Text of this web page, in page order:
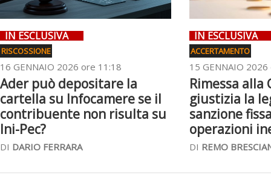
IN ESCLUSIVA
RISCOSSIONE
16 GENNAIO 2026 ore 11:18
Ader può depositare la
cartella su Infocamere se il
contribuente non risulta su
Ini-Pec?
DI DARIO FERRARA
IN ESCLUSIVA
ACCERTAMENTO
15 GENNAIO
Rimessa alla
giustizia la
sanzione
operazioni
DI REMO